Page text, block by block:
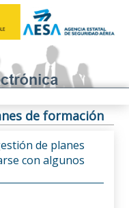
de formación
de planes
con algunos